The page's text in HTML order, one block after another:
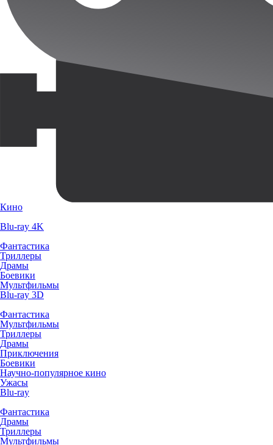
Кино
Blu-ray 4K
Фантастика
Триллеры
Драмы
Боевики
Мультфильмы
Blu-ray 3D
Фантастика
Мультфильмы
Триллеры
Драмы
Приключения
Боевики
Научно-популярное кино
Ужасы
Blu-ray
Фантастика
Драмы
Триллеры
Мультфильмы